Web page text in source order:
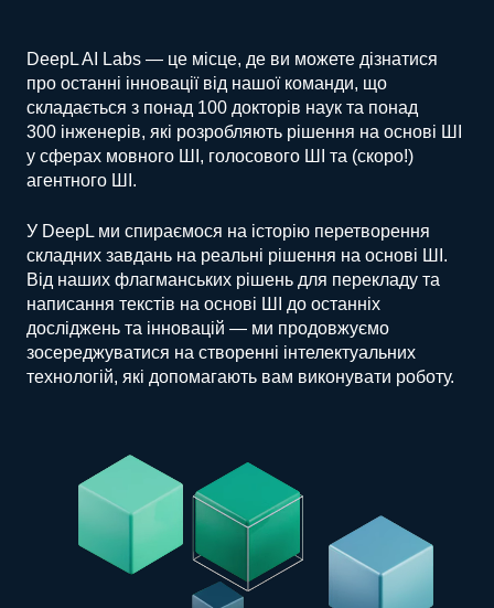
DeepL AI Labs — це місце, де ви можете дізнатися
про останні інновації від нашої команди, що
складається з понад 100 докторів наук та понад
300 інженерів, які розробляють рішення на основі ШІ
у сферах мовного ШІ, голосового ШІ та (скоро!)
агентного ШІ.
У DeepL ми спираємося на історію перетворення
складних завдань на реальні рішення на основі ШІ.
Від наших флагманських рішень для перекладу та
написання текстів на основі ШІ до останніх
досліджень та інновацій — ми продовжуємо
зосереджуватися на створенні інтелектуальних
технологій, які допомагають вам виконувати роботу.